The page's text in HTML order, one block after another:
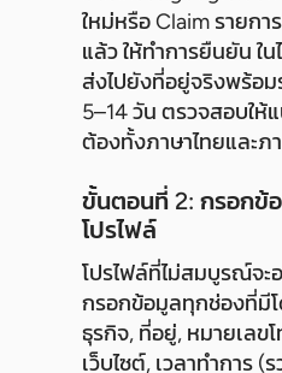
ใหม่หรือ Claim รายกา
แล้ว ให้ทำการยืนยัน ใ
ส่งไปยังที่อยู่จริงพร้อม
5–14 วัน ตรวจสอบให้
ต้องทั้งภาษาไทยและภ
ขั้นตอนที่ 2: กรอกข้
โปรไฟล์
โปรไฟล์ที่ไม่สมบูรณ์จะ
กรอกข้อมูลทุกช่องที่มี
ธุรกิจ, ที่อยู่, หมายเลข
เว็บไซต์, เวลาทำการ